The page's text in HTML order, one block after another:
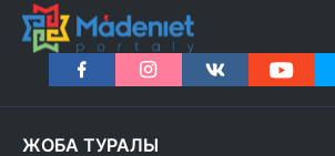
ЖОБА ТУРАЛЫ